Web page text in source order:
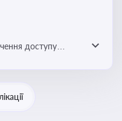
доступу